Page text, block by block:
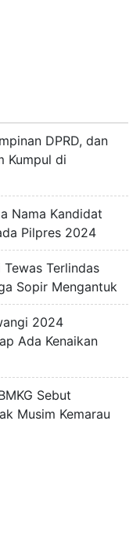
DPRD, dan
Kumpul di
Nama Kandidat
Pilpres 2024
Terlindas
Sopir Mengantuk
2024
Ada Kenaikan
Sebut
Musim Kemarau